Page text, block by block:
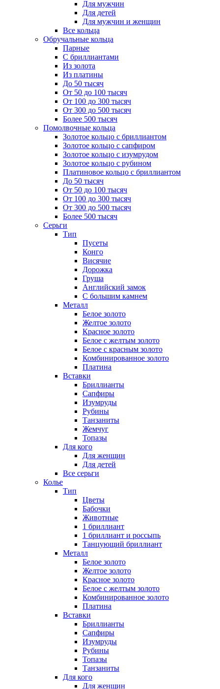
Для мужчин
Для детей
Для мужчин и женщин
Все кольца
Обручальные кольца
Парные
С бриллиантами
Из золота
Из платины
До 50 тысяч
От 50 до 100 тысяч
От 100 до 300 тысяч
От 300 до 500 тысяч
Более 500 тысяч
Помолвочные кольца
Золотое кольцо с бриллиантом
Золотое кольцо с сапфиром
Золотое кольцо с изумрудом
Золотое кольцо с рубином
Платиновое кольцо с бриллиантом
До 50 тысяч
От 50 до 100 тысяч
От 100 до 300 тысяч
От 300 до 500 тысяч
Более 500 тысяч
Серьги
Тип
Пусеты
Конго
Висячие
Дорожка
Груша
Английский замок
С большим камнем
Металл
Белое золото
Желтое золото
Красное золото
Белое с желтым золото
Белое с красным золото
Комбинированное золото
Платина
Вставки
Бриллианты
Сапфиры
Изумруды
Рубины
Танзаниты
Жемчуг
Топазы
Для кого
Для женщин
Для детей
Все серьги
Колье
Тип
Цветы
Бабочки
Животные
1 бриллиант
1 бриллиант и россыпь
Танцующий бриллиант
Металл
Белое золото
Желтое золото
Красное золото
Белое с желтым золото
Комбинированное золото
Платина
Вставки
Бриллианты
Сапфиры
Изумруды
Рубины
Топазы
Танзаниты
Для кого
Для женщин